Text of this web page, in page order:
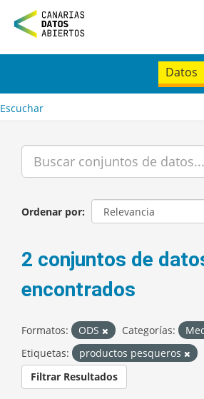
n
t
Datos
Escuchar
Ordenar por
2 conjuntos de
encontrados
Formatos: ODS Categorías:
Etiquetas:
productos pesqueros
Filtrar Resultados